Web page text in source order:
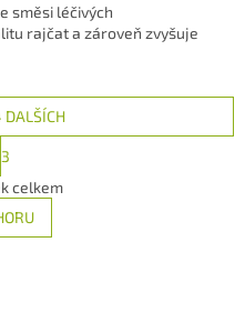
směsi léčivých
rajčat a zároveň zvyšuje
DALŠÍCH
3
celkem